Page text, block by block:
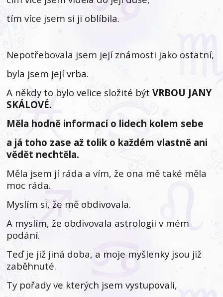
tím více jsem si ji oblíbila.
Nepotřebovala jsem její známosti jako ostatní,
byla jsem její vrba.
A někdy to bylo velice složité býtVRBOU JANY
SKÁLOVÉ.
Měla hodně informací o lidech kolem sebe
a já toho zase až tolik o každém vlastně ani
vědět nechtěla.
Měla jsem jí ráda a vím, že ona mě také měla
moc ráda.
Myslím si, že mě obdivovala.
A myslím, že obdivovala astrologii v mém
podání.
Teď je již jiná doba, a moje myšlenky jsou již
zaběhnuté.
Ty pořady ve kterých jsem vystupovali,